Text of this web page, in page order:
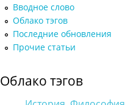
Вводное слово
Облако тэгов
Последние обновления
Прочие статьи
Облако тэгов